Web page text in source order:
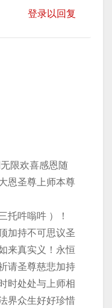
登录以回复
限欢喜感恩随
恩圣尊上师本尊
托吽嗡吽 ）！
加持不可思议圣
来真实义！永恒
请圣尊慈悲加持
时处处与上师相
界众生好好珍惜